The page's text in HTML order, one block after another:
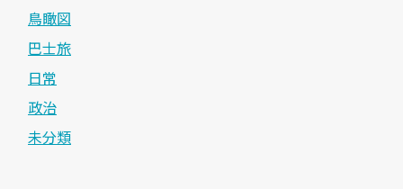
鳥瞰図
巴士旅
日常
政治
未分類